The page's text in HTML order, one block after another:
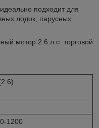
подходит для
лодок, парусных
мотор 2.6 л.с. торговой
1200